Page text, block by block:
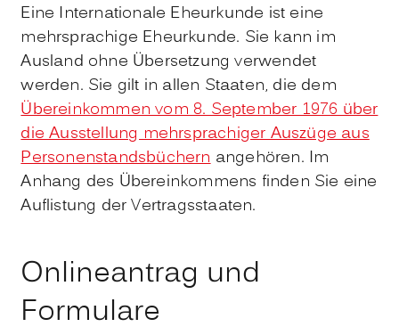
Eine Internationale Eheurkunde ist eine
mehrsprachige Eheurkunde. Sie kann im
Ausland ohne Übersetzung verwendet
werden. Sie gilt in allen Staaten, die dem
Übereinkommen vom 8. September 1976 über
die Ausstellung mehrsprachiger Auszüge aus
Personenstandsbüchernangehören. Im
Anhang des Übereinkommens finden Sie eine
Auflistung der Vertragsstaaten.
Onlineantrag und
Formulare